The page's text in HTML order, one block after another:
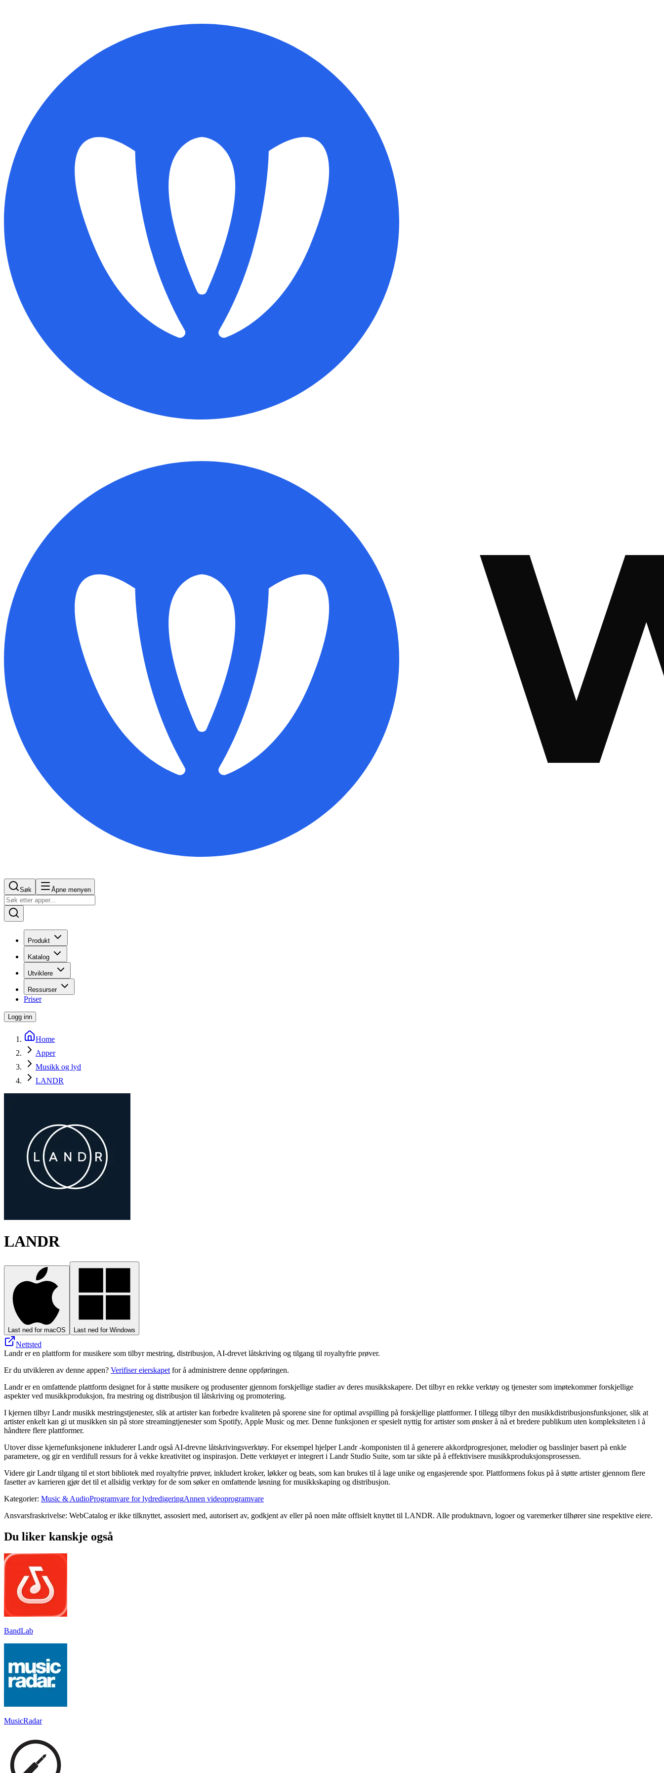
Søk Åpne menyen
Produkt
Katalog
Utviklere
Ressurser
Priser
Logg inn
Home
Apper
Musikk og lyd
LANDR
LANDR
Last ned for macOS Last ned for Windows
Nettsted
Landr er en plattform for musikere som tilbyr mestring, distribusjon, AI-drevet låtskriving og tilgang til royaltyfrie prøver.
Er du utvikleren av denne appen? Verifiser eierskapet for å administrere denne oppføringen.
Landr er en omfattende plattform designet for å støtte musikere og produsenter gjennom forskjellige stadier av deres musikkskapere. Det tilbyr en rekke verktøy og tjenester som imøtekommer forskjellige
aspekter ved musikkproduksjon, fra mestring og distribusjon til låtskriving og promotering.
I kjernen tilbyr Landr musikk mestringstjenester, slik at artister kan forbedre kvaliteten på sporene sine for optimal avspilling på forskjellige plattformer. I tillegg tilbyr den musikkdistribusjonsfunksjoner, slik at
artister enkelt kan gi ut musikken sin på store streamingtjenester som Spotify, Apple Music og mer. Denne funksjonen er spesielt nyttig for artister som ønsker å nå et bredere publikum uten kompleksiteten i å
håndtere flere plattformer.
Utover disse kjernefunksjonene inkluderer Landr også AI-drevne låtskrivingsverktøy. For eksempel hjelper Landr -komponisten til å generere akkordprogresjoner, melodier og basslinjer basert på enkle
parametere, og gir en verdifull ressurs for å vekke kreativitet og inspirasjon. Dette verktøyet er integrert i Landr Studio Suite, som tar sikte på å effektivisere musikkproduksjonsprosessen.
Videre gir Landr tilgang til et stort bibliotek med royaltyfrie prøver, inkludert kroker, løkker og beats, som kan brukes til å lage unike og engasjerende spor. Plattformens fokus på å støtte artister gjennom flere
fasetter av karrieren gjør det til et allsidig verktøy for de som søker en omfattende løsning for musikkskaping og distribusjon.
Kategorier: Music & AudioProgramvare for lydredigeringAnnen videoprogramvare
Ansvarsfraskrivelse: WebCatalog er ikke tilknyttet, assosiert med, autorisert av, godkjent av eller på noen måte offisielt knyttet til LANDR. Alle produktnavn, logoer og varemerker tilhører sine respektive eiere.
Du liker kanskje også
BandLab
MusicRadar